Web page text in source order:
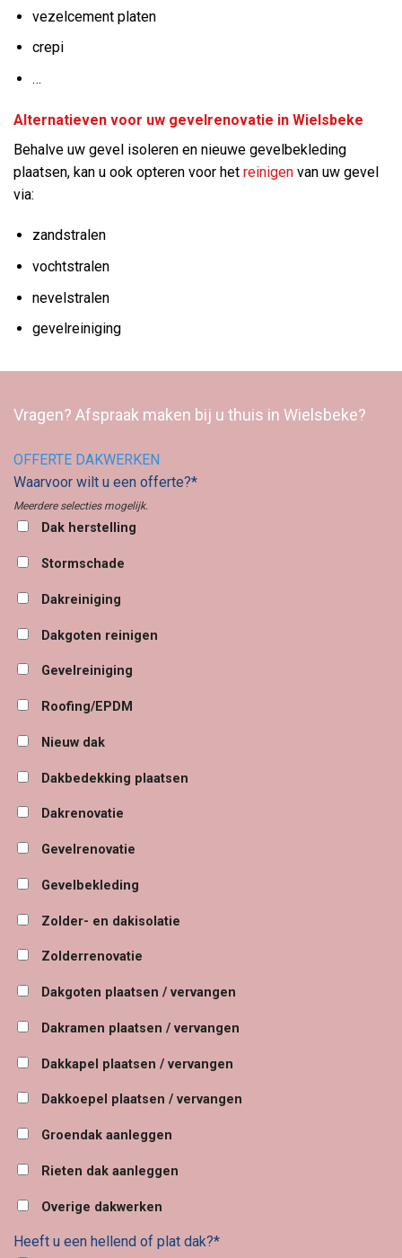
vezelcement platen
crepi
…
Alternatieven voor uw gevelrenovatie in Wielsbeke
Behalve uw gevel isoleren en nieuwe gevelbekleding
plaatsen, kan u ook opteren voor het reinigen van uw gevel
via:
zandstralen
vochtstralen
nevelstralen
gevelreiniging
Vragen? Afspraak maken bij u thuis in Wielsbeke?
OFFERTE DAKWERKEN
Waarvoor wilt u een offerte?*
Meerdere selecties mogelijk.
Dak herstelling
Stormschade
Dakreiniging
Dakgoten reinigen
Gevelreiniging
Roofing/EPDM
Nieuw dak
Dakbedekking plaatsen
Dakrenovatie
Gevelrenovatie
Gevelbekleding
Zolder- en dakisolatie
Zolderrenovatie
Dakgoten plaatsen / vervangen
Dakramen plaatsen / vervangen
Dakkapel plaatsen / vervangen
Dakkoepel plaatsen / vervangen
Groendak aanleggen
Rieten dak aanleggen
Overige dakwerken
Heeft u een hellend of plat dak?*